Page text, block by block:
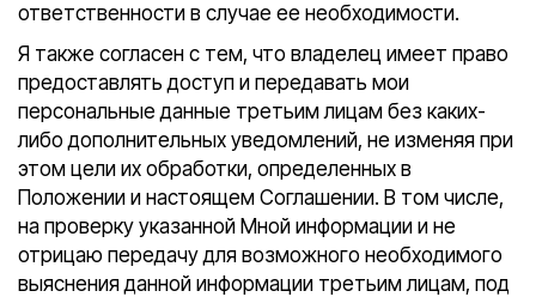
ответственности в случае ее необходимости.
Я также согласен с тем, что владелец имеет право
предоставлять доступ и передавать мои
персональные данные третьим лицам без каких-
либо дополнительных уведомлений, не изменяя при
этом цели их обработки, определенных в
Положении и настоящем Соглашении. В том числе,
на проверку указанной Мной информации и не
отрицаю передачу для возможного необходимого
выяснения данной информации третьим лицам, под